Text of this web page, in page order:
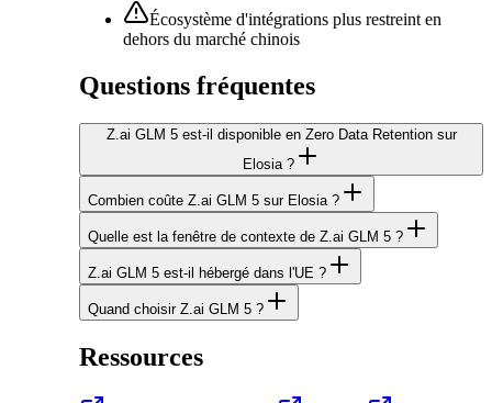
Écosystème d'intégrations plus restreint en
dehors du marché chinois
Questions fréquentes
Z.ai GLM 5 est-il disponible en Zero Data Retention sur
Elosia ?
Combien coûte Z.ai GLM 5 sur Elosia ?
Quelle est la fenêtre de contexte de Z.ai GLM 5 ?
Z.ai GLM 5 est-il hébergé dans l'UE ?
Quand choisir Z.ai GLM 5 ?
Ressources